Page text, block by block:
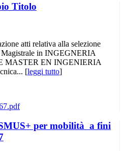
Titolo
atti relativa alla selezione
in INGEGNERIA
MASTER EN INGENIERIA
[leggi tutto]
per mobilità a fini